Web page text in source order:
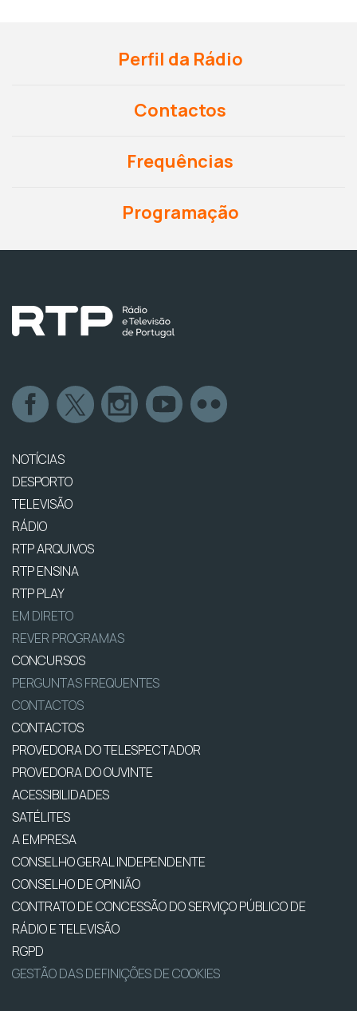
Perfil da Rádio
Contactos
Frequências
Programação
NOTÍCIAS
DESPORTO
TELEVISÃO
RÁDIO
RTP ARQUIVOS
RTP ENSINA
RTP PLAY
EM DIRETO
REVER PROGRAMAS
CONCURSOS
PERGUNTAS FREQUENTES
CONTACTOS
CONTACTOS
PROVEDORA DO TELESPECTADOR
PROVEDORA DO OUVINTE
ACESSIBILIDADES
SATÉLITES
A EMPRESA
CONSELHO GERAL INDEPENDENTE
CONSELHO DE OPINIÃO
CONTRATO DE CONCESSÃO DO SERVIÇO PÚBLICO DE
RÁDIO E TELEVISÃO
RGPD
GESTÃO DAS DEFINIÇÕES DE COOKIES